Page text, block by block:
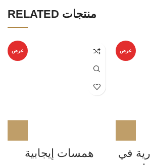
RELATED منتجات
عرض
همسات إيجابية
عرض
في